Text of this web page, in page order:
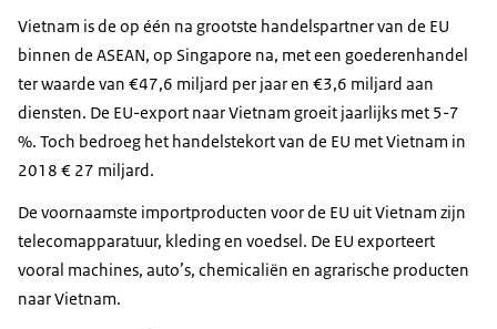
Vietnam is de op één na grootste handelspartner van de EU
binnen de ASEAN, op Singapore na, met een goederenhandel
ter waarde van €47,6 miljard per jaar en €3,6 miljard aan
diensten. De EU-export naar Vietnam groeit jaarlijks met 5-7
%. Toch bedroeg het handelstekort van de EU met Vietnam in
2018 € 27 miljard.
De voornaamste importproducten voor de EU uit Vietnam zijn
telecomapparatuur, kleding en voedsel. De EU exporteert
vooral machines, auto’s, chemicaliën en agrarische producten
naar Vietnam.